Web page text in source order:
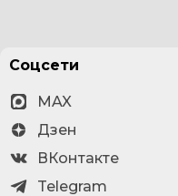
Соцсети
MAX
Дзен
ВКонтакте
Telegram